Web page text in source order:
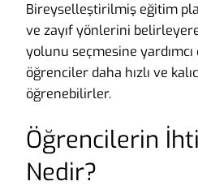
Bireyselleştirilmiş eğitim
ve zayıf yönlerini
yolunu seçmesine yardımcı
öğrenciler daha hızlı ve
öğrenebilirler.
Öğrencilerin
Nedir?